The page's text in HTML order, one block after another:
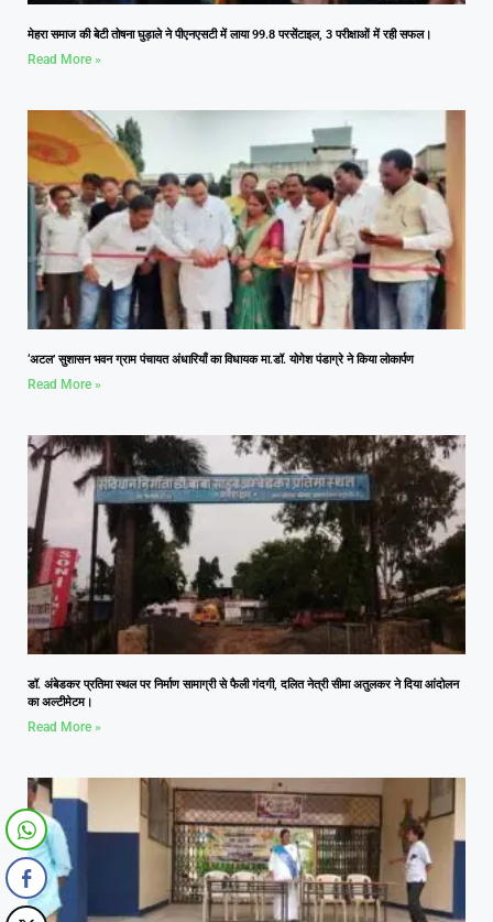
मेहरा समाज की बेटी तोषना घुड़ाले ने पीएनएसटी में लाया 99.8 परसेंटाइल, 3 परीक्षाओं में रही सफल।
Read More »
‘अटल’ सुशासन भवन ग्राम पंचायत अंधारियाँ का विधायक मा.डॉ. योगेश पंडाग्रे ने किया लोकार्पण
Read More »
डॉ. अंबेडकर प्रतिमा स्थल पर निर्माण सामाग्री से फैली गंदगी, दलित नेत्री सीमा अतुलकर ने दिया आंदोलन
का अल्टीमेटम।
Read More »